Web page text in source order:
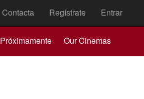
Contacta Regístrate Entrar
Próximamente Our Cinemas